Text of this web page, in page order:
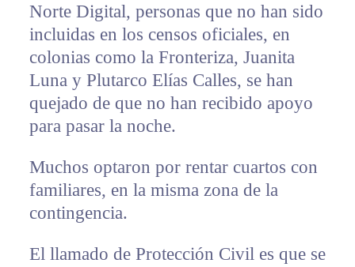
Norte Digital, personas que no han sido
incluidas en los censos oficiales, en
colonias como la Fronteriza, Juanita
Luna y Plutarco Elías Calles, se han
quejado de que no han recibido apoyo
para pasar la noche.
Muchos optaron por rentar cuartos con
familiares, en la misma zona de la
contingencia.
El llamado de Protección Civil es que se